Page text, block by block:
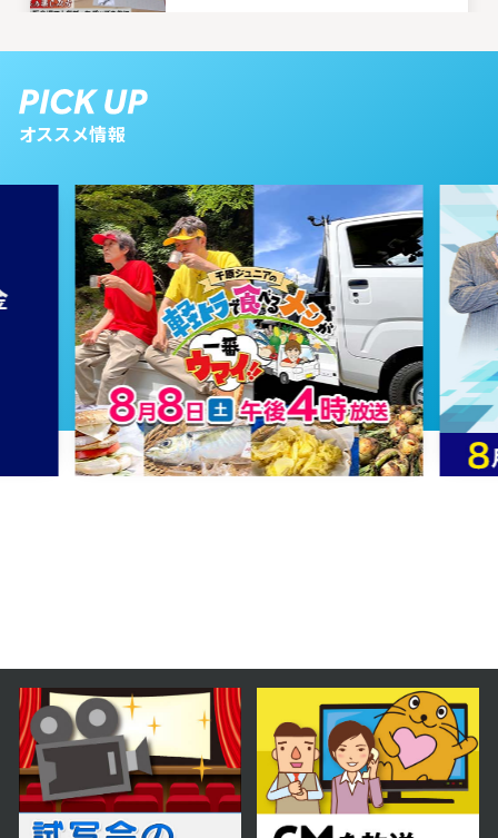
2026年01月24日 放送
1月24日【SixTONESのジェシー
さん登場！】
2026年01月17日 放送
1月17日【中継：新篠津でわかさぎ
釣り】
2025年12月20日 放送
12月20日【中継：メガネサロンル
ック】
オススメ情報